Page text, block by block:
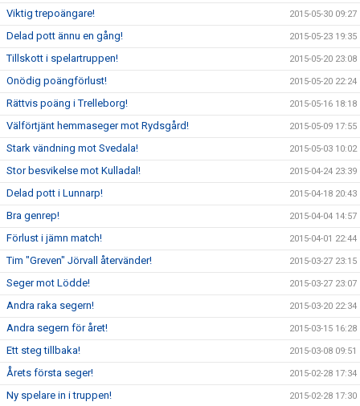
Viktig trepoängare! 2015-05-30 09:27
Delad pott ännu en gång! 2015-05-23 19:35
Tillskott i spelartruppen! 2015-05-20 23:08
Onödig poängförlust! 2015-05-20 22:24
Rättvis poäng i Trelleborg! 2015-05-16 18:18
Välförtjänt hemmaseger mot Rydsgård! 2015-05-09 17:55
Stark vändning mot Svedala! 2015-05-03 10:02
Stor besvikelse mot Kulladal! 2015-04-24 23:39
Delad pott i Lunnarp! 2015-04-18 20:43
Bra genrep! 2015-04-04 14:57
Förlust i jämn match! 2015-04-01 22:44
Tim "Greven" Jörvall återvänder! 2015-03-27 23:15
Seger mot Lödde! 2015-03-27 23:07
Andra raka segern! 2015-03-20 22:34
Andra segern för året! 2015-03-15 16:28
Ett steg tillbaka! 2015-03-08 09:51
Årets första seger! 2015-02-28 17:34
Ny spelare in i truppen! 2015-02-28 17:30